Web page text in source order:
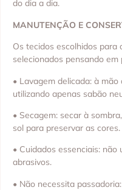
do dia a dia.
MANUTENÇÃO E
Os tecidos escolhidos
selecionados pensando
• Lavagem delicada: à
utilizando apenas sabão
• Secagem: secar à
sol para preservar as cores.
• Cuidados essenciais:
abrasivos.
• Não necessita